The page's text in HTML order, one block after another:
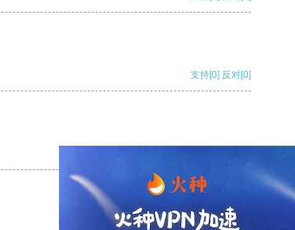
支持[0] 反对[0]